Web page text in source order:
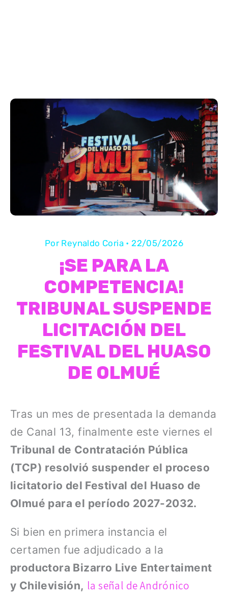
Por Reynaldo Coria •22/05/2026
¡SE PARA LA
COMPETENCIA!
TRIBUNAL SUSPENDE
LICITACIÓN DEL
FESTIVAL DEL HUASO
DE OLMUÉ
Tras un mes de presentada la demanda
de Canal 13, finalmente este viernes el
Tribunal de Contratación Pública
(TCP) resolvió suspender el proceso
licitatorio del Festival del Huaso de
Olmué para el período 2027-2032.
Si bien en primera instancia el
certamen fue adjudicado a la
productora Bizarro Live Entertaiment
y Chilevisión, la señal de Andrónico